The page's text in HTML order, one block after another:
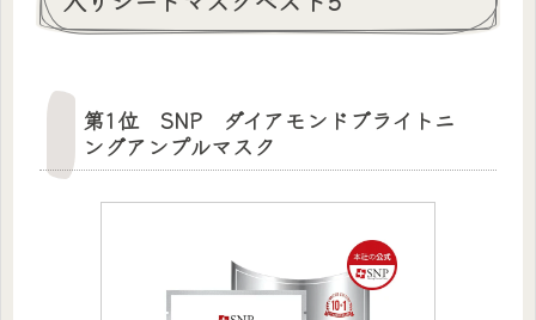
第1位 SNP ダイアモンドブライトニ
ングアンプルマスク